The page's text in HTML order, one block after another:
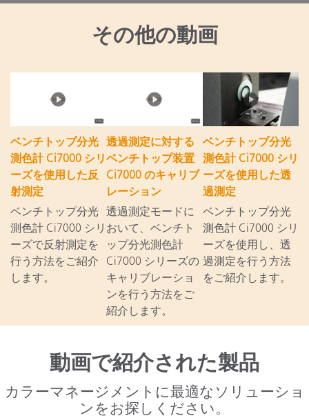
その他の動画
ベンチトップ分光
測色計 Ci7000 シリ
ーズを使用した反
射測定
ベンチトップ分光
測色計 Ci7000 シリ
ーズで反射測定を
行う方法をご紹介
します。
透過測定に対する
ベンチトップ装置
Ci7000 のキャリブ
レーション
透過測定モードに
おいて、ベンチト
ップ分光測色計
Ci7000 シリーズの
キャリブレーショ
ンを行う方法をご
紹介します。
ベンチトップ分光
測色計 Ci7000 シリ
ーズを使用した透
過測定
ベンチトップ分光
測色計 Ci7000 シリ
ーズを使用し、透
過測定を行う方法
をご紹介します。
動画で紹介された製品
カラーマネージメントに最適なソリューショ
ンをお探しください。